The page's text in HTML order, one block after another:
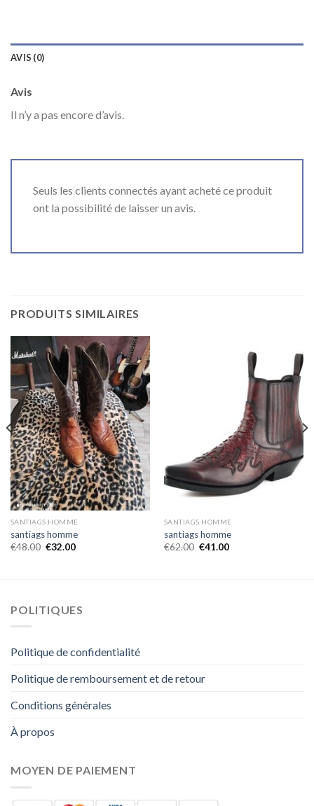
AVIS (0)
Avis
Il n’y a pas encore d’avis.
Seuls les clients connectés ayant acheté ce produit
ont la possibilité de laisser un avis.
PRODUITS SIMILAIRES
SANTIAGS HOMME
santiags homme
€48.00 €32.00
SANTIAGS HOMME
santiags homme
€62.00 €41.00
POLITIQUES
Politique de confidentialité
Politique de remboursement et de retour
Conditions générales
À propos
MOYEN DE PAIEMENT